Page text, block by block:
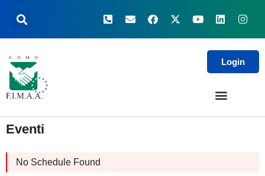
Login
Eventi
No Schedule Found